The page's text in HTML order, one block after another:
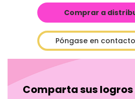
Comprar a
Póngase en
Comparta sus